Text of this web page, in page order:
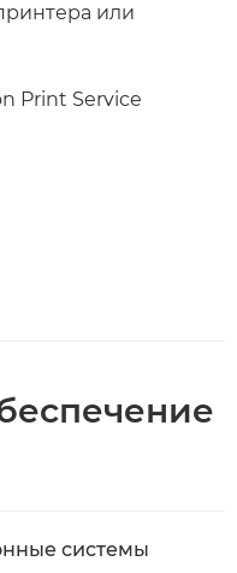
или
Print Service
системы